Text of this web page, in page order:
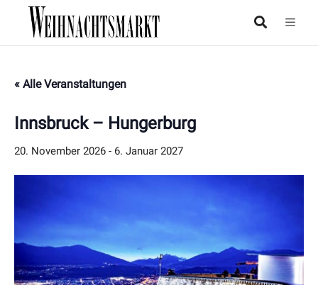
« Alle Veranstaltungen
Innsbruck – Hungerburg
20. November 2026 - 6. Januar 2027